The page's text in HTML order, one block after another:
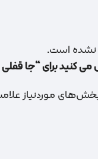
نشده است.
کنید برای “جا قفلی
موردنیاز